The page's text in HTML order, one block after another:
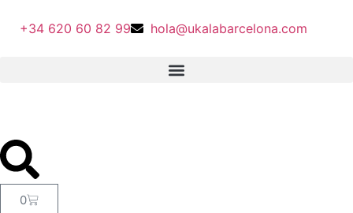
+34 620 60 82 99 hola@ukalabarcelona.com
0